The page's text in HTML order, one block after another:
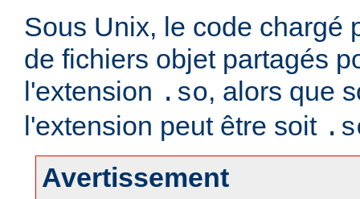
Sous Unix, le code chargé
de fichiers objet partagés
l'extension .so, alors que
l'extension peut être soit
Avertissement